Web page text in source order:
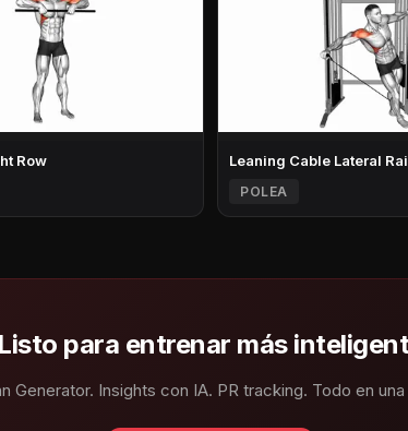
Row Leaning Cable Lateral
POLEA
para entrenar más
Generator. Insights con IA. PR tracking. Todo en